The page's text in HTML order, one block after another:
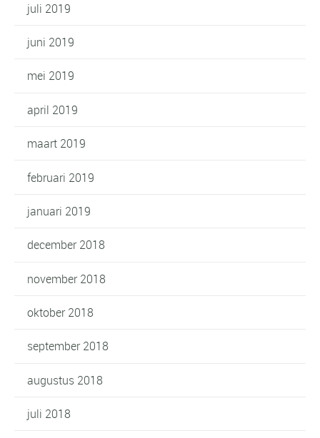
juli 2019
juni 2019
mei 2019
april 2019
maart 2019
februari 2019
januari 2019
december 2018
november 2018
oktober 2018
september 2018
augustus 2018
juli 2018